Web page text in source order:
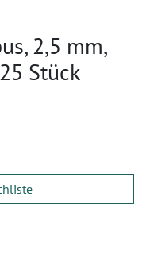
2,5 mm,
Stück